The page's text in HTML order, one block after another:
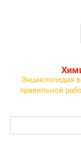
Энциклопедия
правильной
Поиск: